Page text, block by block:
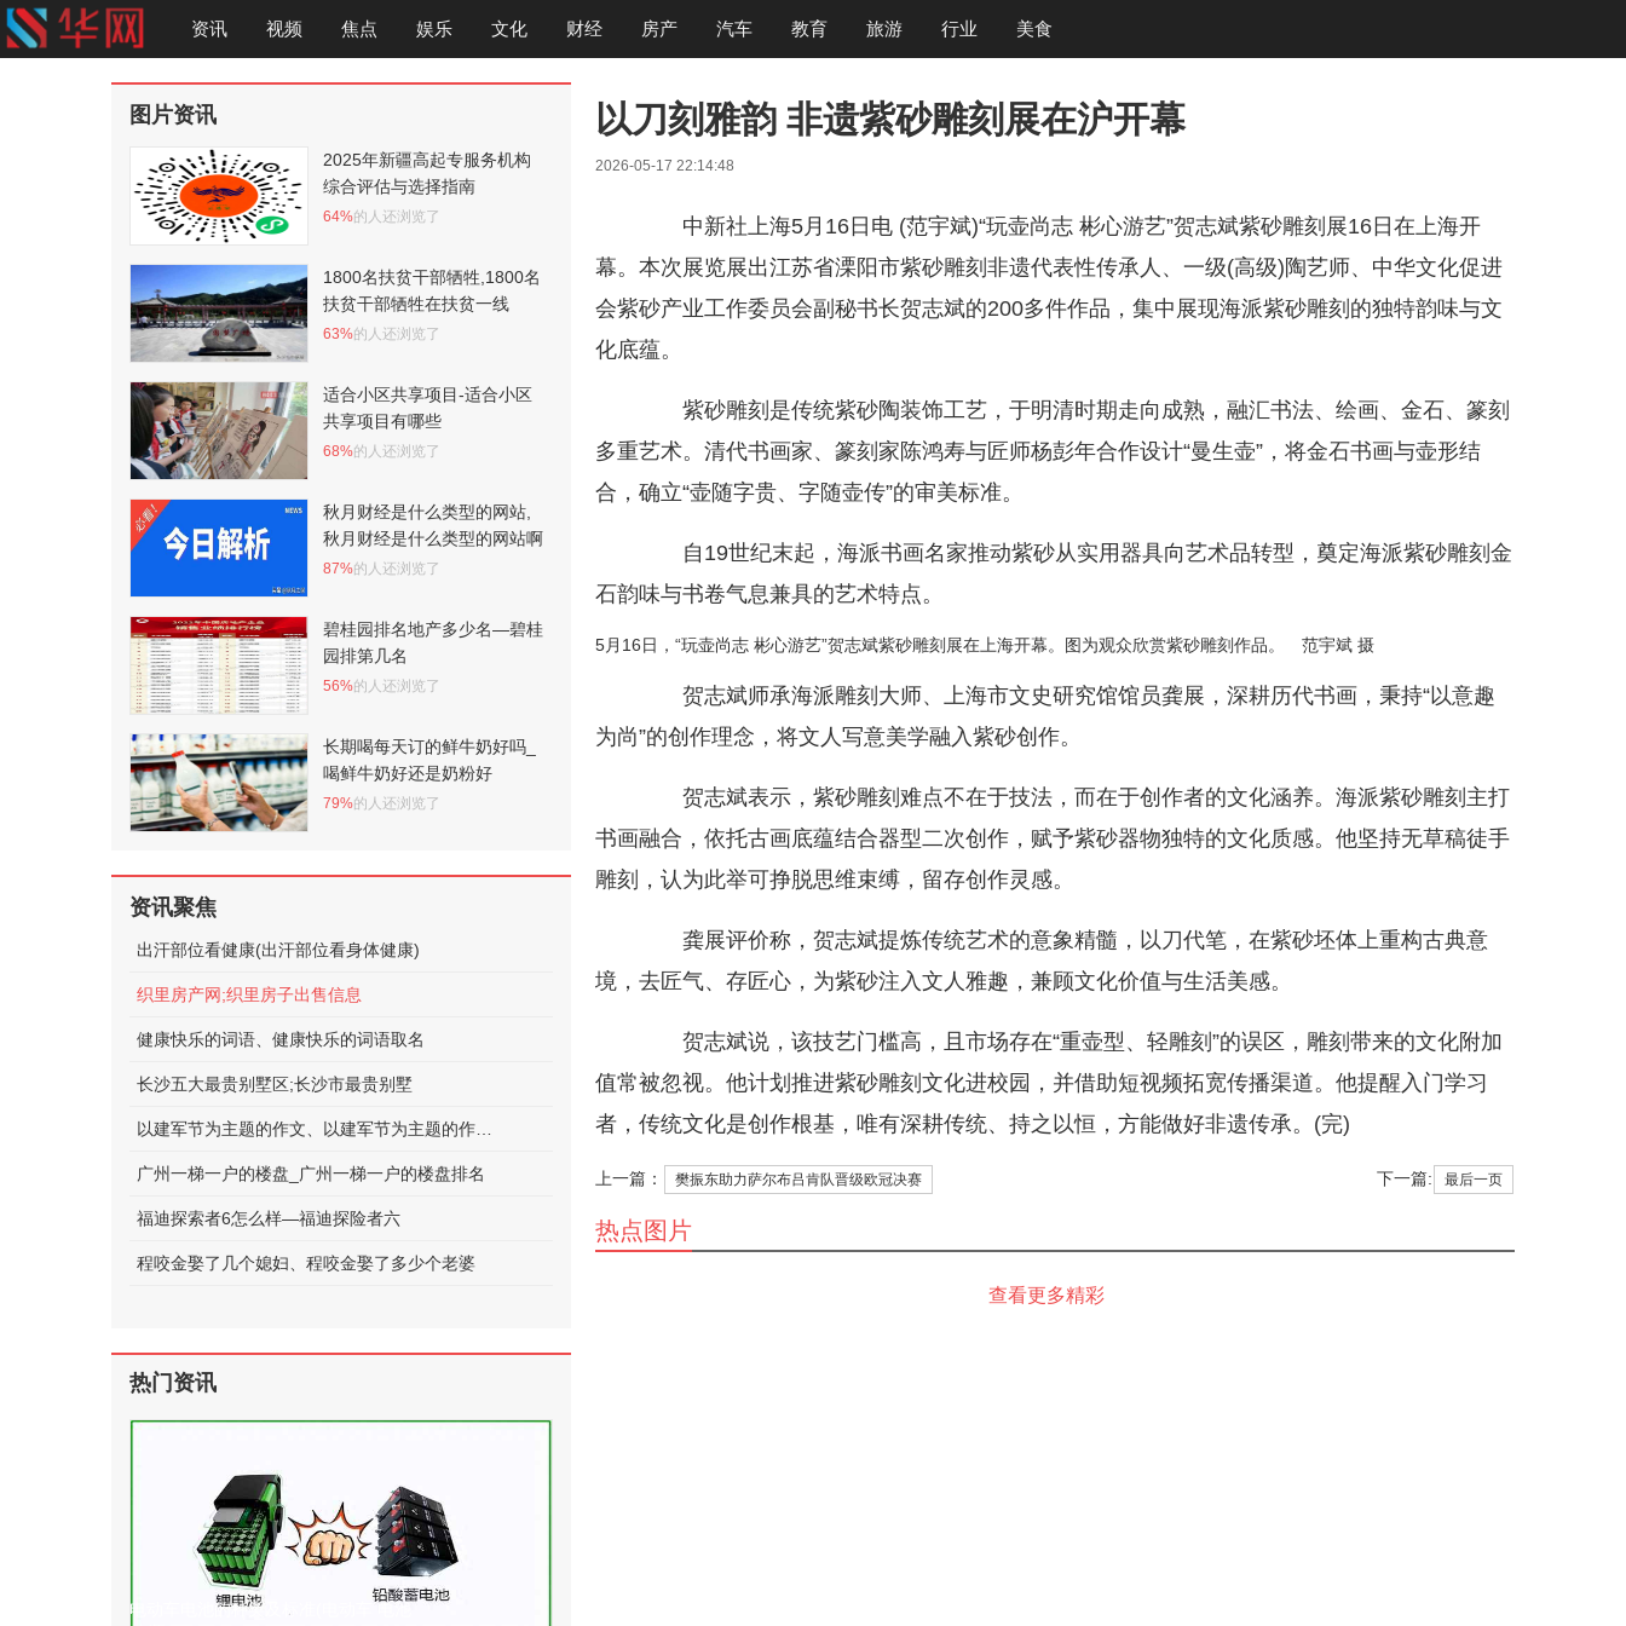
资讯 视频 焦点 娱乐 文化 财经 房产 汽车 教育 旅游 行业 美食
以刀刻雅韵 非遗紫砂雕刻展在沪开幕
2026-05-17 22:14:48
中新社上海5月16日电 (范宇斌)“玩壶尚志 彬心游艺”贺志斌紫砂雕刻展16日在上海开
幕。本次展览展出江苏省溧阳市紫砂雕刻非遗代表性传承人、一级(高级)陶艺师、中华文化促进
会紫砂产业工作委员会副秘书长贺志斌的200多件作品，集中展现海派紫砂雕刻的独特韵味与文
化底蕴。
紫砂雕刻是传统紫砂陶装饰工艺，于明清时期走向成熟，融汇书法、绘画、金石、篆刻
多重艺术。清代书画家、篆刻家陈鸿寿与匠师杨彭年合作设计“曼生壶”，将金石书画与壶形结
合，确立“壶随字贵、字随壶传”的审美标准。
自19世纪末起，海派书画名家推动紫砂从实用器具向艺术品转型，奠定海派紫砂雕刻金
石韵味与书卷气息兼具的艺术特点。
5月16日，“玩壶尚志 彬心游艺”贺志斌紫砂雕刻展在上海开幕。图为观众欣赏紫砂雕刻作品。 范宇斌 摄
贺志斌师承海派雕刻大师、上海市文史研究馆馆员龚展，深耕历代书画，秉持“以意趣
为尚”的创作理念，将文人写意美学融入紫砂创作。
贺志斌表示，紫砂雕刻难点不在于技法，而在于创作者的文化涵养。海派紫砂雕刻主打
书画融合，依托古画底蕴结合器型二次创作，赋予紫砂器物独特的文化质感。他坚持无草稿徒手
雕刻，认为此举可挣脱思维束缚，留存创作灵感。
龚展评价称，贺志斌提炼传统艺术的意象精髓，以刀代笔，在紫砂坯体上重构古典意
境，去匠气、存匠心，为紫砂注入文人雅趣，兼顾文化价值与生活美感。
贺志斌说，该技艺门槛高，且市场存在“重壶型、轻雕刻”的误区，雕刻带来的文化附加
值常被忽视。他计划推进紫砂雕刻文化进校园，并借助短视频拓宽传播渠道。他提醒入门学习
者，传统文化是创作根基，唯有深耕传统、持之以恒，方能做好非遗传承。(完)
上一篇： 樊振东助力萨尔布吕肯队晋级欧冠决赛 下一篇: 最后一页
图片资讯
2025年新疆高起专服务机构
综合评估与选择指南
64%的人还浏览了
1800名扶贫干部牺牲,1800名
扶贫干部牺牲在扶贫一线
63%的人还浏览了
适合小区共享项目-适合小区
共享项目有哪些
68%的人还浏览了
秋月财经是什么类型的网站,
秋月财经是什么类型的网站啊
87%的人还浏览了
碧桂园排名地产多少名—碧桂
园排第几名
56%的人还浏览了
长期喝每天订的鲜牛奶好吗_
喝鲜牛奶好还是奶粉好
79%的人还浏览了
资讯聚焦
出汗部位看健康(出汗部位看身体健康)
织里房产网;织里房子出售信息
健康快乐的词语、健康快乐的词语取名
长沙五大最贵别墅区;长沙市最贵别墅
广州一梯一户的楼盘_广州一梯一户的楼盘排名
福迪探索者6怎么样—福迪探险者六
程咬金娶了几个媳妇、程咬金娶了多少个老婆
热门资讯
电动车电池的种类及标准(电动车 电池
热点图片
查看更多精彩